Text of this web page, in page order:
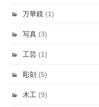
万華鏡 (1)
写真 (3)
工芸 (1)
彫刻 (5)
木工 (9)